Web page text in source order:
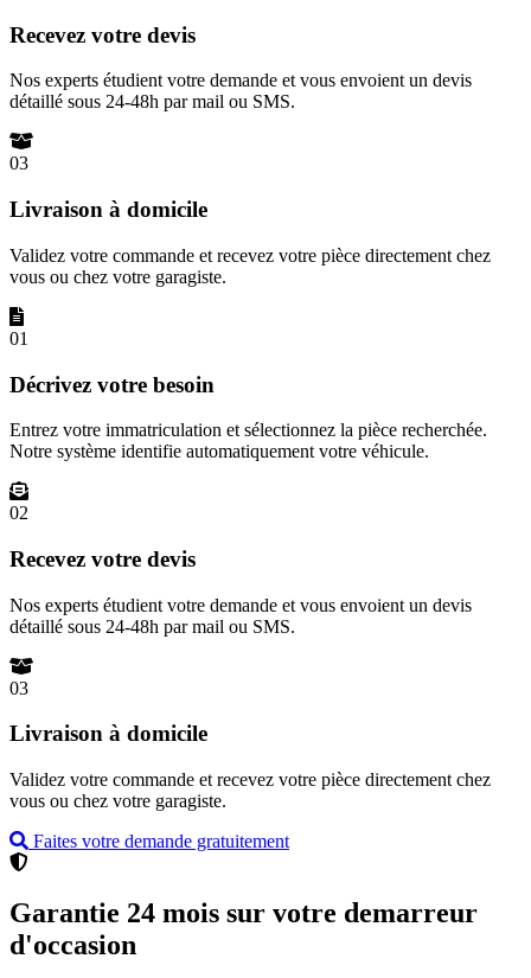
Recevez votre devis
Nos experts étudient votre demande et vous envoient un devis
détaillé sous 24-48h par mail ou SMS.
03
Livraison à domicile
Validez votre commande et recevez votre pièce directement chez
vous ou chez votre garagiste.
01
Décrivez votre besoin
Entrez votre immatriculation et sélectionnez la pièce recherchée.
Notre système identifie automatiquement votre véhicule.
02
Recevez votre devis
Nos experts étudient votre demande et vous envoient un devis
détaillé sous 24-48h par mail ou SMS.
03
Livraison à domicile
Validez votre commande et recevez votre pièce directement chez
vous ou chez votre garagiste.
Faites votre demande gratuitement
Garantie 24 mois sur votre demarreur
d'occasion